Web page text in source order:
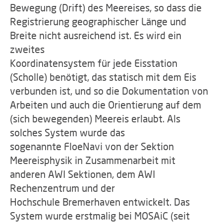
Bewegung (Drift) des Meereises, so dass die
Registrierung geographischer Länge und
Breite nicht ausreichend ist. Es wird ein
zweites
Koordinatensystem für jede Eisstation
(Scholle) benötigt, das statisch mit dem Eis
verbunden ist, und so die Dokumentation von
Arbeiten und auch die Orientierung auf dem
(sich bewegenden) Meereis erlaubt. Als
solches System wurde das
sogenannte FloeNavi von der Sektion
Meereisphysik in Zusammenarbeit mit
anderen AWI Sektionen, dem AWI
Rechenzentrum und der
Hochschule Bremerhaven entwickelt. Das
System wurde erstmalig bei MOSAiC (seit